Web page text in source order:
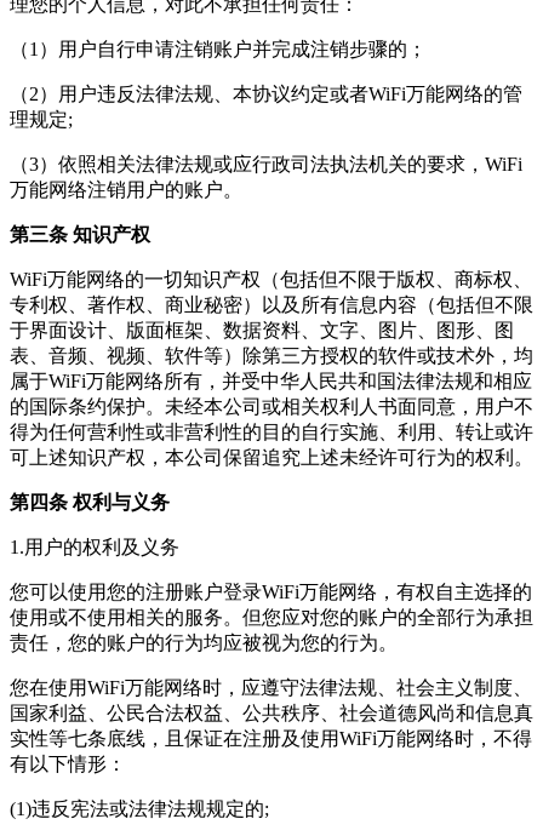
理您的个人信息，对此不承担任何责任：
（1）用户自行申请注销账户并完成注销步骤的；
（2）用户违反法律法规、本协议约定或者WiFi万能网络的管
理规定;
（3）依照相关法律法规或应行政司法执法机关的要求，WiFi
万能网络注销用户的账户。
第三条 知识产权
WiFi万能网络的一切知识产权（包括但不限于版权、商标权、
专利权、著作权、商业秘密）以及所有信息内容（包括但不限
于界面设计、版面框架、数据资料、文字、图片、图形、图
表、音频、视频、软件等）除第三方授权的软件或技术外，均
属于WiFi万能网络所有，并受中华人民共和国法律法规和相应
的国际条约保护。未经本公司或相关权利人书面同意，用户不
得为任何营利性或非营利性的目的自行实施、利用、转让或许
可上述知识产权，本公司保留追究上述未经许可行为的权利。
第四条 权利与义务
1.用户的权利及义务
您可以使用您的注册账户登录WiFi万能网络，有权自主选择的
使用或不使用相关的服务。但您应对您的账户的全部行为承担
责任，您的账户的行为均应被视为您的行为。
您在使用WiFi万能网络时，应遵守法律法规、社会主义制度、
国家利益、公民合法权益、公共秩序、社会道德风尚和信息真
实性等七条底线，且保证在注册及使用WiFi万能网络时，不得
有以下情形：
(1)违反宪法或法律法规规定的;